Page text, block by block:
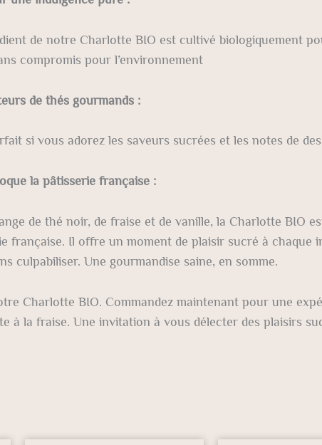
de notre Charlotte BIO est cultivé biologiquement
compromis pour l’environnement
de thés gourmands :
si vous adorez les saveurs sucrées et les notes de
la pâtisserie française :
de thé noir, de fraise et de vanille, la Charlotte BIO
française. Il offre un moment de plaisir sucré à chaque
culpabiliser. Une gourmandise saine, en somme.
Charlotte BIO. Commandez maintenant pour une
à la fraise. Une invitation à vous délecter des plaisirs